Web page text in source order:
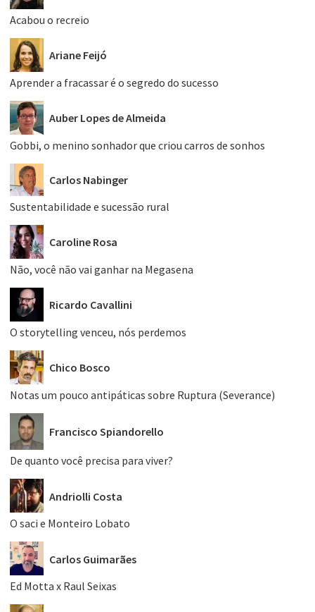
Acabou o recreio
Ariane Feijó
Aprender a fracassar é o segredo do sucesso
Auber Lopes de Almeida
Gobbi, o menino sonhador que criou carros de sonhos
Carlos Nabinger
Sustentabilidade e sucessão rural
Caroline Rosa
Não, você não vai ganhar na Megasena
Ricardo Cavallini
O storytelling venceu, nós perdemos
Chico Bosco
Notas um pouco antipáticas sobre Ruptura (Severance)
Francisco Spiandorello
De quanto você precisa para viver?
Andriolli Costa
O saci e Monteiro Lobato
Carlos Guimarães
Ed Motta x Raul Seixas